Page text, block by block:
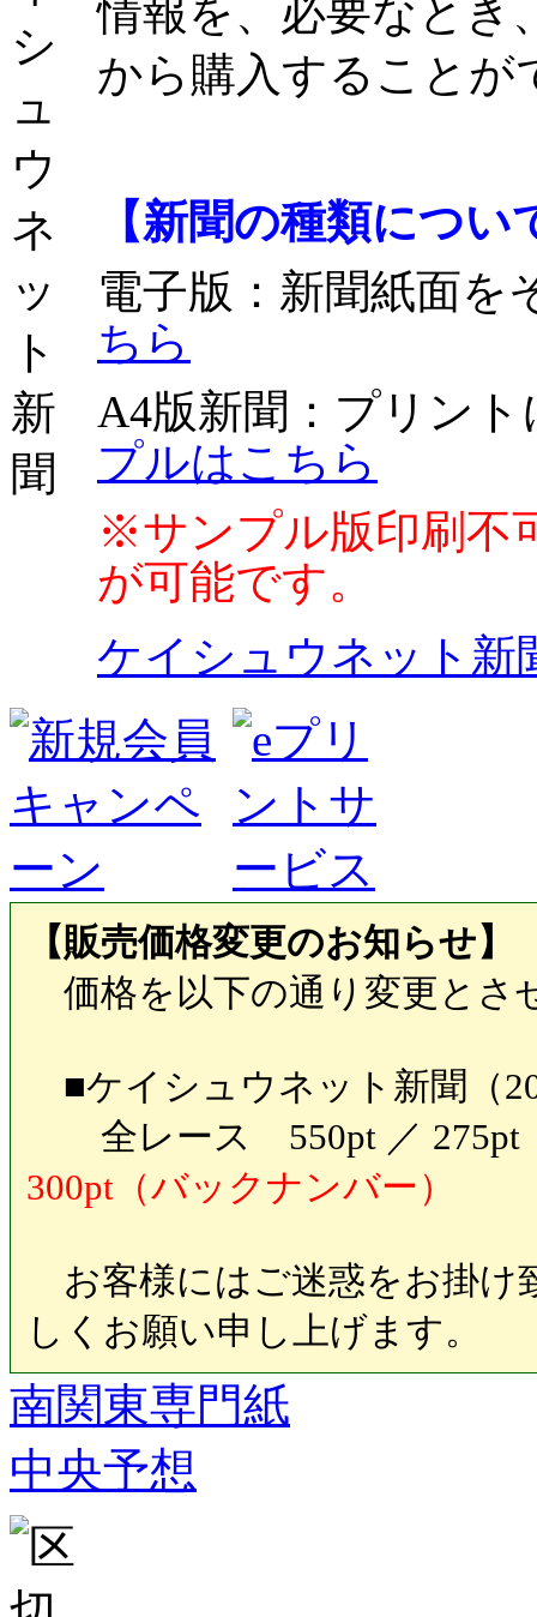
情報を、必要なとき
から購入することが
【新聞の種類につい
電子版 ：新聞紙面
ちら
A4版新聞 ：プリン
プルはこちら
※サンプル版印刷不
が可能です。
ケイシュウネット新
【販売価格変更のお知らせ】
価格を以下の通り変更とさ
■ケイシュウネット新聞（
全レース 550pt ／ 275pt
300pt（バックナンバー）
お客様にはご迷惑をお掛け
しくお願い申し上げます。
南関東専門紙
中央予想